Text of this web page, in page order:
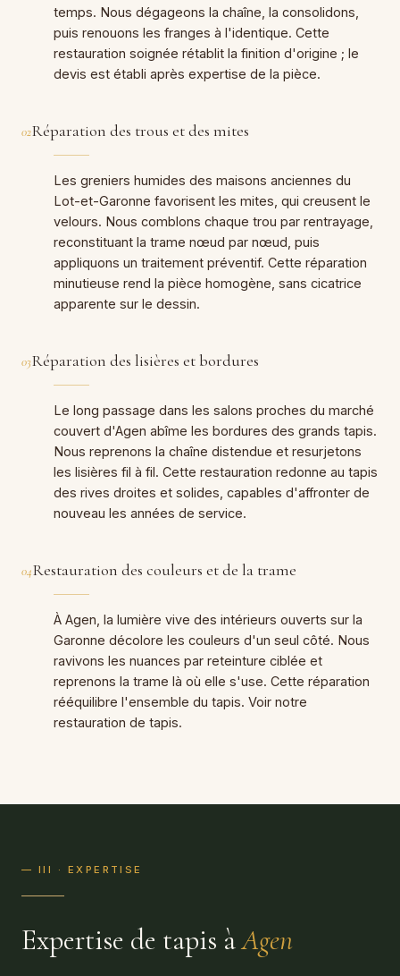
temps. Nous dégageons la chaîne, la consolidons,
puis renouons les franges à l'identique. Cette
restauration soignée rétablit la finition d'origine ; le
devis est établi après expertise de la pièce.
02Réparation des trous et des mites
Les greniers humides des maisons anciennes du
Lot-et-Garonne favorisent les mites, qui creusent le
velours. Nous comblons chaque trou par rentrayage,
reconstituant la trame nœud par nœud, puis
appliquons un traitement préventif. Cette réparation
minutieuse rend la pièce homogène, sans cicatrice
apparente sur le dessin.
03Réparation des lisières et bordures
Le long passage dans les salons proches du marché
couvert d'Agen abîme les bordures des grands tapis.
Nous reprenons la chaîne distendue et resurjetons
les lisières fil à fil. Cette restauration redonne au tapis
des rives droites et solides, capables d'affronter de
nouveau les années de service.
04Restauration des couleurs et de la trame
À Agen, la lumière vive des intérieurs ouverts sur la
Garonne décolore les couleurs d'un seul côté. Nous
ravivons les nuances par reteinture ciblée et
reprenons la trame là où elle s'use. Cette réparation
rééquilibre l'ensemble du tapis. Voir notre
restauration de tapis.
— III · EXPERTISE
Expertise de tapis àAgen